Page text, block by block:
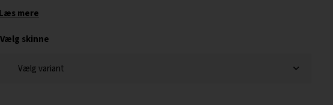
mere
Vælg skinne